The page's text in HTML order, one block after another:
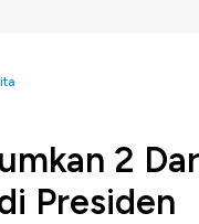
2
Presiden